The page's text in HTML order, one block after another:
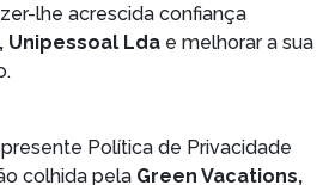
lhe acrescida confiança
Unipessoal Lda e melhorar a sua
Política de Privacidade
colhida pela Green Vacations,